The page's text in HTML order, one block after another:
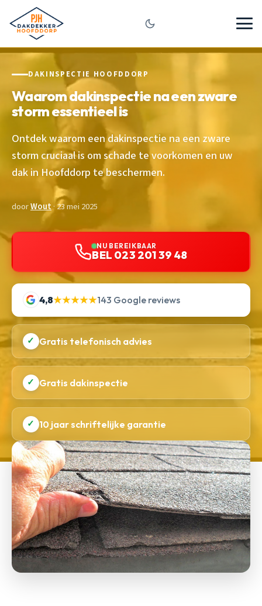
DAKINSPECTIE HOOFDDORP
Waarom dakinspectie na een zware
storm essentieel is
Ontdek waarom een dakinspectie na een zware
storm cruciaal is om schade te voorkomen en uw
dak in Hoofddorp te beschermen.
doorWout· 23 mei 2025
NU BEREIKBAAR
BEL 023 201 39 48
4,8★★★★★143 Google reviews
✓ Gratis telefonisch advies
✓ Gratis dakinspectie
✓ 10 jaar schriftelijke garantie